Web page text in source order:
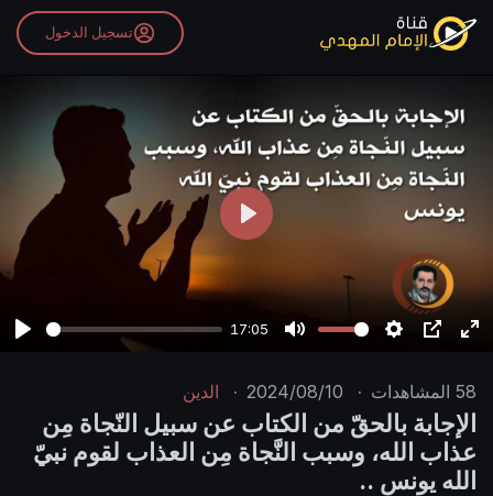
تسجيل الدخول
17:05
u
t
e
t
t
P
n
t
e
r
P
a
y
58 المشاهدات ·
2024/08/10
· الدين
الإجابة بالحقّ من الكتاب عن سبيل النّجاة مِن
عذاب الله، وسبب النَّجاة مِن العذاب لقوم نبيّ
الله يونس ..